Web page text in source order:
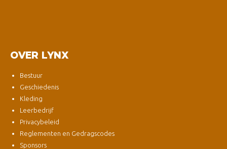
OVER LYNX
Bestuur
Geschiedenis
Kleding
Leerbedrijf
Privacybeleid
Reglementen en Gedragscodes
Sponsors